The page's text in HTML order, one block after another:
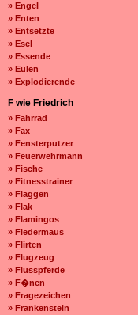
» Engel
» Enten
» Entsetzte
» Esel
» Essende
» Eulen
» Explodierende
F wie Friedrich
» Fahrrad
» Fax
» Fensterputzer
» Feuerwehrmann
» Fische
» Fitnesstrainer
» Flaggen
» Flak
» Flamingos
» Fledermaus
» Flirten
» Flugzeug
» Flusspferde
» F�nen
» Fragezeichen
» Frankenstein